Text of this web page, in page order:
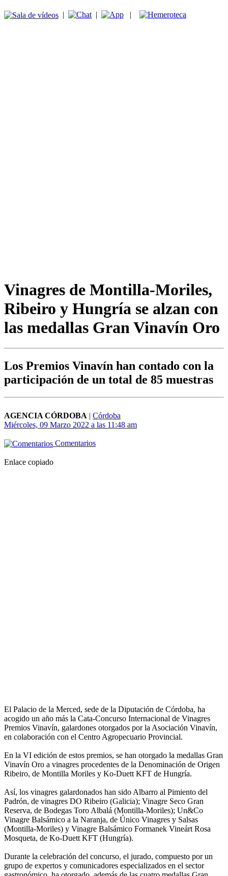
| | |
Vinagres de Montilla-Moriles,
Ribeiro y Hungría se alzan con
las medallas Gran Vinavín Oro
Los Premios Vinavín han contado con la
participación de un total de 85 muestras
AGENCIA CÓRDOBA | Córdoba
Miércoles, 09 Marzo 2022 a las 11:48 am
Comentarios
Enlace copiado
El Palacio de la Merced, sede de la Diputación de Córdoba, ha
acogido un año más la Cata-Concurso Internacional de Vinagres
Premios Vinavín, galardones otorgados por la Asociación Vinavín,
en colaboración con el Centro Agropecuario Provincial.
En la VI edición de estos premios, se han otorgado la medallas Gran
Vinavín Oro a vinagres procedentes de la Denominación de Origen
Ribeiro, de Montilla Moriles y Ko-Duett KFT de Hungría.
Así, los vinagres galardonados han sido Albarro al Pimiento del
Padrón, de vinagres DO Ribeiro (Galicia); Vinagre Seco Gran
Reserva, de Bodegas Toro Albalá (Montilla-Moriles); Un&Co
Vinagre Balsámico a la Naranja, de Único Vinagres y Salsas
(Montilla-Moriles) y Vinagre Balsámico Formanek Vineárt Rosa
Mosqueta, de Ko-Duett KFT (Hungría).
Durante la celebración del concurso, el jurado, compuesto por un
grupo de expertos y comunicadores especializados en el sector